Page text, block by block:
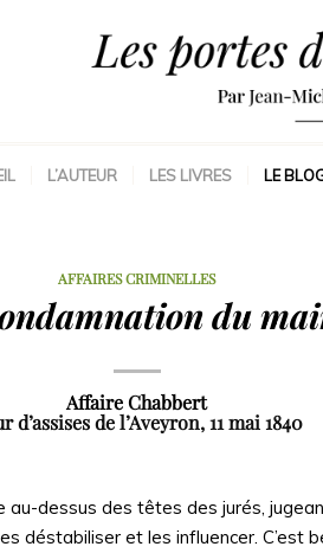
L’AUTEUR LES LIVRES LE
AFFAIRES CRIMINELLES
du
Affaire Chabbert
d’assises de l’Aveyron, 11 mai 1840
au-dessus des têtes des jurés,
déstabiliser et les influencer. C’est